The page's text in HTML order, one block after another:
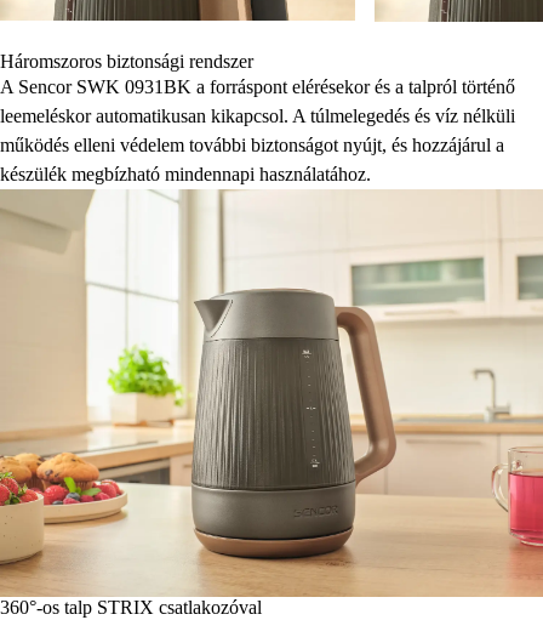
Háromszoros biztonsági rendszer
A Sencor SWK 0931BK a forráspont elérésekor és a talpról történő
leemeléskor automatikusan kikapcsol. A túlmelegedés és víz nélküli
működés elleni védelem további biztonságot nyújt, és hozzájárul a
készülék megbízható mindennapi használatához.
360°-os talp STRIX csatlakozóval